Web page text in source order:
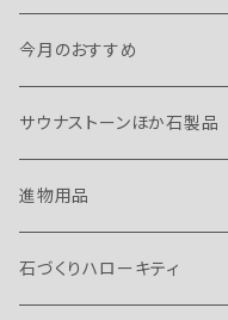
今月のおすすめ
サウナストーンほか石製品
サウナストーン
ガビオン
進物用品
お線香
石づくりハローキティ